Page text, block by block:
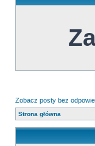
Zobacz posty bez
Strona główna